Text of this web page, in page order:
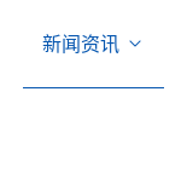
新闻资讯